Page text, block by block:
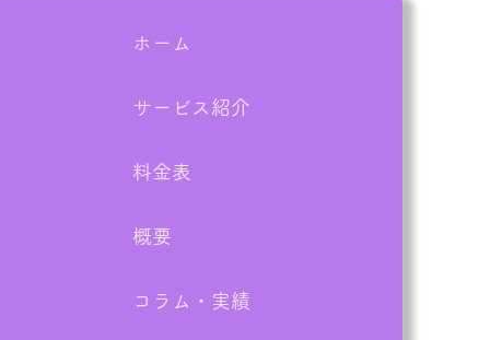
の帰省時に要チェッ
ホーム
サービス紹介
料金表
概要
コラム・実績